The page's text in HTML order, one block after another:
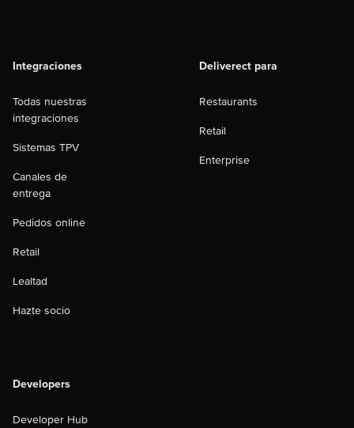
Integraciones
Todas nuestras
integraciones
Sistemas TPV
Canales de
entrega
Pedidos online
Retail
Lealtad
Hazte socio
Deliverect para
Restaurants
Retail
Enterprise
Developers
Developer Hub